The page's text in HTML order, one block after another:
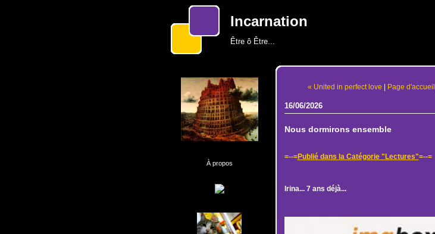
Incarnation
Être ô Être...
À propos
« United in perfect love | Page d'accueil
16/06/2026
Nous dormirons ensemble
=--=Publié dans la Catégorie "Lectures"=--=
Irina... 7 ans déjà...